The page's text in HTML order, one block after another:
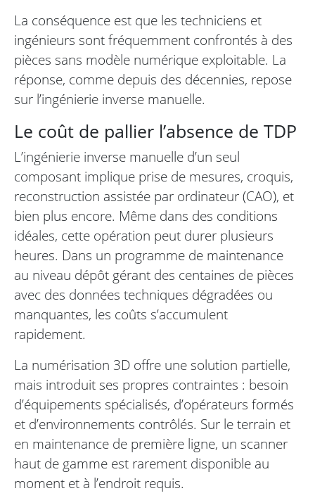
La conséquence est que les techniciens et
ingénieurs sont fréquemment confrontés à des
pièces sans modèle numérique exploitable. La
réponse, comme depuis des décennies, repose
sur l’ingénierie inverse manuelle.
Le coût de pallier l’absence de TDP
L’ingénierie inverse manuelle d’un seul
composant implique prise de mesures, croquis,
reconstruction assistée par ordinateur (CAO), et
bien plus encore. Même dans des conditions
idéales, cette opération peut durer plusieurs
heures. Dans un programme de maintenance
au niveau dépôt gérant des centaines de pièces
avec des données techniques dégradées ou
manquantes, les coûts s’accumulent
rapidement.
La numérisation 3D offre une solution partielle,
mais introduit ses propres contraintes : besoin
d’équipements spécialisés, d’opérateurs formés
et d’environnements contrôlés. Sur le terrain et
en maintenance de première ligne, un scanner
haut de gamme est rarement disponible au
moment et à l’endroit requis.